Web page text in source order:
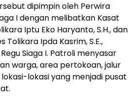
dipimpin oleh Perwira
I dengan melibatkan Kasat
Iptu Eko Haryanto, S.H., dan
Tolikara Ipda Kasrim, S.E.,
Siaga I. Patroli menyasar
warga, area pertokoan, jalur
lokasi yang menjadi pusat